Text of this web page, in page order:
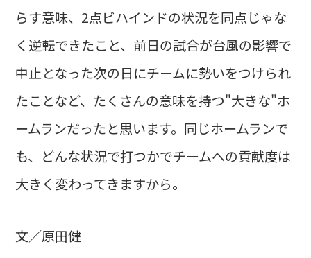
らす意味、2点ビハインドの状況を同点じゃな
く逆転できたこと、前日の試合が台風の影響で
中止となった次の日にチームに勢いをつけられ
たことなど、たくさんの意味を持つ"大きな"ホ
ームランだったと思います。同じホームランで
も、どんな状況で打つかでチームへの貢献度は
大きく変わってきますから。
文／原田健